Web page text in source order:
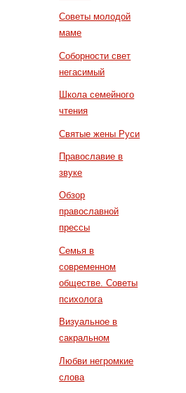
Советы молодой
маме
Соборности свет
негасимый
Школа семейного
чтения
Святые жены Руси
Православие в
звуке
Обзор
православной
прессы
Семья в
современном
обществе. Советы
психолога
Визуальное в
сакральном
Любви негромкие
слова